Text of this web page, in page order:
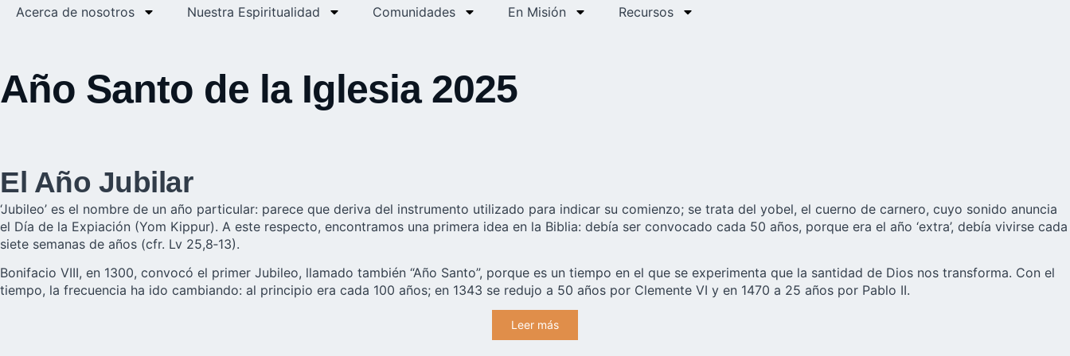
Acerca de nosotros Nuestra Espiritualidad Comunidades En Misión Recursos
Año Santo de la Iglesia 2025
El Año Jubilar
‘Jubileo’ es el nombre de un año particular: parece que deriva del instrumento utilizado para indicar su comienzo; se trata del yobel, el cuerno de carnero, cuyo sonido anuncia
el Día de la Expiación (Yom Kippur). A este respecto, encontramos una primera idea en la Biblia: debía ser convocado cada 50 años, porque era el año ‘extra’, debía vivirse cada
siete semanas de años (cfr. Lv 25,8‑13).
Bonifacio VIII, en 1300, convocó el primer Jubileo, llamado también “Año Santo”, porque es un tiempo en el que se experimenta que la santidad de Dios nos transforma. Con el
tiempo, la frecuencia ha ido cambiando: al principio era cada 100 años; en 1343 se redujo a 50 años por Clemente VI y en 1470 a 25 años por Pablo II.
Leer más